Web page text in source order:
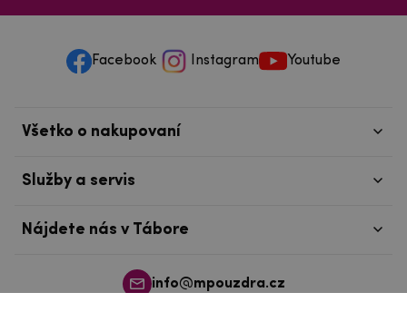
Facebook Instagram Youtube
info@mpouzdra.cz
Všetko o nakupovaní
Služby a servis
Nájdete nás v Tábore